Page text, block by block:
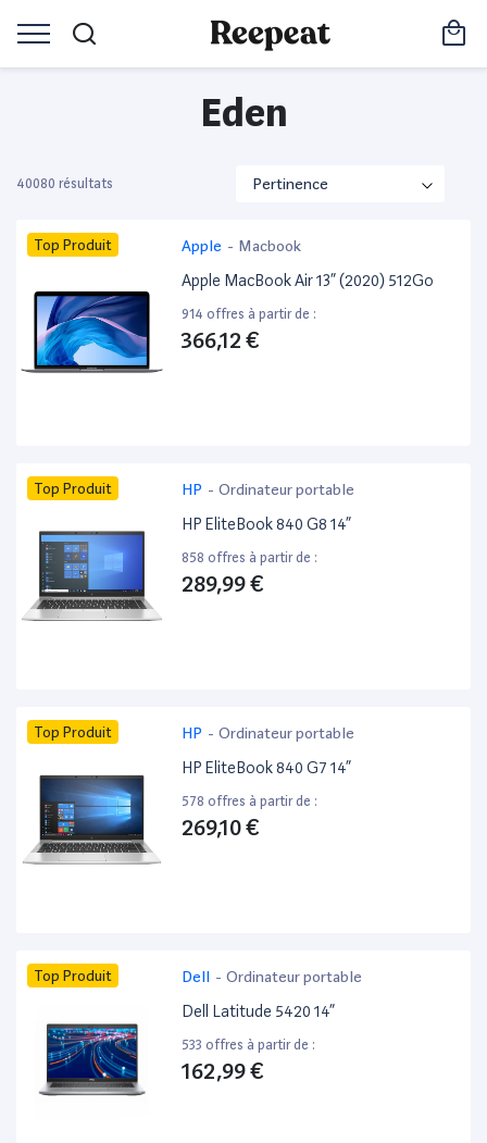
Eden
40080 résultats
Top Produit Apple - Macbook
Apple MacBook Air 13” (2020) 512Go
914 offres à partir de :
366,12 €
Top Produit HP - Ordinateur portable
HP EliteBook 840 G8 14”
858 offres à partir de :
289,99 €
Top Produit HP - Ordinateur portable
HP EliteBook 840 G7 14”
578 offres à partir de :
269,10 €
Top Produit Dell - Ordinateur portable
Dell Latitude 5420 14”
533 offres à partir de :
162,99 €